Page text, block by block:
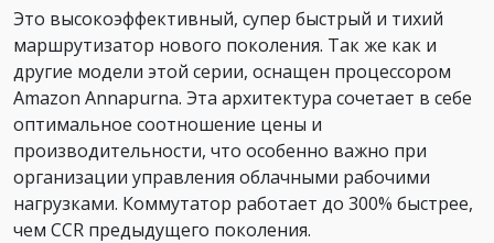
Это высокоэффективный, супер быстрый и тихий
маршрутизатор нового поколения. Так же как и
другие модели этой серии, оснащен процессором
Amazon Annapurna. Эта архитектура сочетает в себе
оптимальное соотношение цены и
производительности, что особенно важно при
организации управления облачными рабочими
нагрузками. Коммутатор работает до 300% быстрее,
чем CCR предыдущего поколения.